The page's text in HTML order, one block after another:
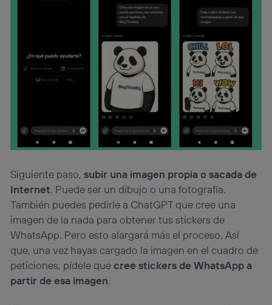
Siguiente paso,subir una imagen propia o sacada de
Internet. Puede ser un dibujo o una fotografía.
También puedes pedirle a ChatGPT que cree una
imagen de la nada para obtener tus stickers de
WhatsApp. Pero esto alargará más el proceso. Así
que, una vez hayas cargado la imagen en el cuadro de
peticiones, pídele quecree stickers de WhatsApp a
partir de esa imagen.